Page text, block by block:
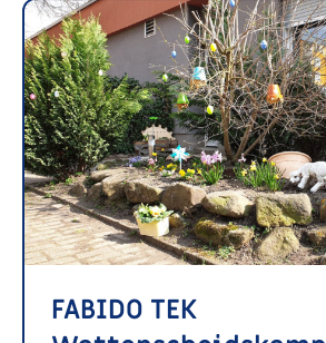
FABIDO TEK